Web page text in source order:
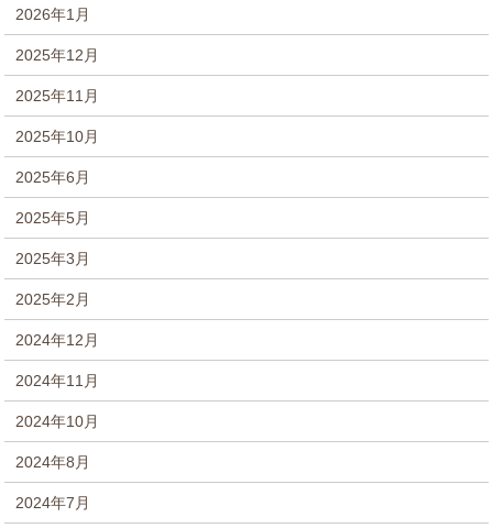
2026年1月
2025年12月
2025年11月
2025年10月
2025年6月
2025年5月
2025年3月
2025年2月
2024年12月
2024年11月
2024年10月
2024年8月
2024年7月